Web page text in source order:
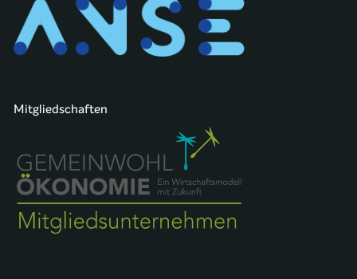
Mitgliedschaften